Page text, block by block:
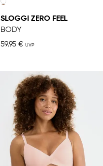
SLOGGI ZERO FEEL
BODY
59,95 €